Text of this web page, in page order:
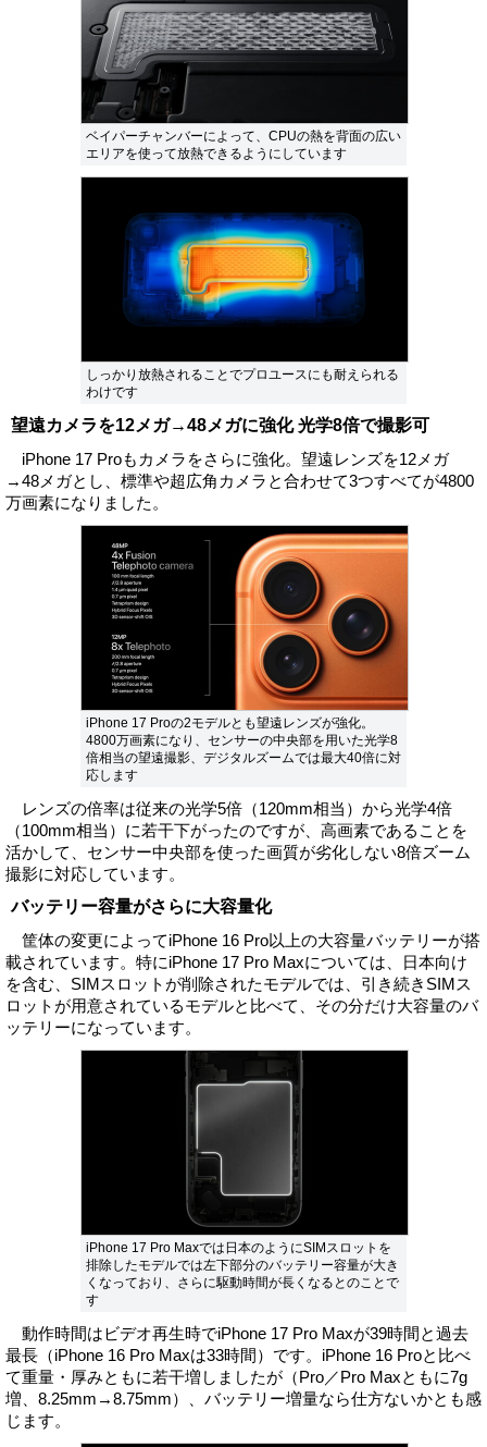
ベイパーチャンバーによって、CPUの熱を背面の広い
エリアを使って放熱できるようにしています
しっかり放熱されることでプロユースにも耐えられる
わけです
望遠カメラを12メガ→48メガに強化 光学8倍で撮影可
iPhone 17 Proもカメラをさらに強化。望遠レンズを12メガ
→48メガとし、標準や超広角カメラと合わせて3つすべてが4800
万画素になりました。
iPhone 17 Proの2モデルとも望遠レンズが強化。
4800万画素になり、センサーの中央部を用いた光学8
倍相当の望遠撮影、デジタルズームでは最大40倍に対
応します
レンズの倍率は従来の光学5倍（120mm相当）から光学4倍
（100mm相当）に若干下がったのですが、高画素であることを
活かして、センサー中央部を使った画質が劣化しない8倍ズーム
撮影に対応しています。
バッテリー容量がさらに大容量化
筐体の変更によってiPhone 16 Pro以上の大容量バッテリーが搭
載されています。特にiPhone 17 Pro Maxについては、日本向け
を含む、SIMスロットが削除されたモデルでは、引き続きSIMス
ロットが用意されているモデルと比べて、その分だけ大容量のバ
ッテリーになっています。
iPhone 17 Pro Maxでは日本のようにSIMスロットを
排除したモデルでは左下部分のバッテリー容量が大き
くなっており、さらに駆動時間が長くなるとのことで
す
動作時間はビデオ再生時でiPhone 17 Pro Maxが39時間と過去
最長（iPhone 16 Pro Maxは33時間）です。iPhone 16 Proと比べ
て重量・厚みともに若干増しましたが（Pro／Pro Maxともに7g
増、8.25mm→8.75mm）、バッテリー増量なら仕方ないかとも感
じます。